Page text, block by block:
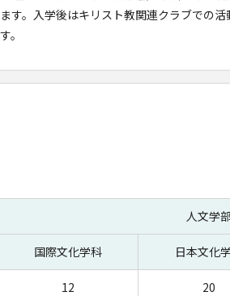
す。入学後はキリスト教関連クラブでの
。
人文学部
国際文化学科 日本文化
12 20